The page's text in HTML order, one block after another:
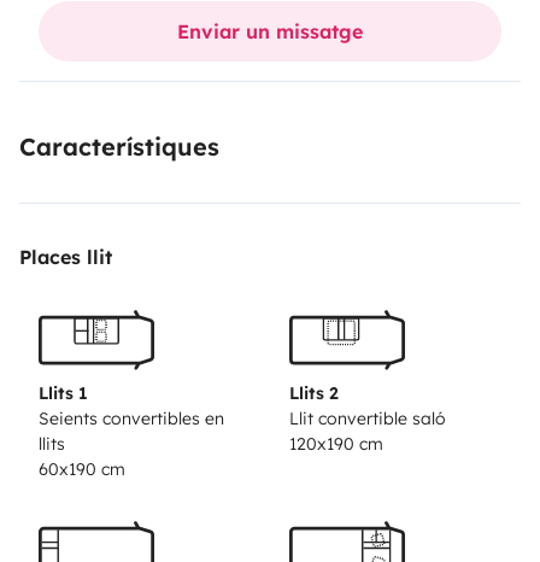
Possibilidade de ter 2 mesas para refeições no total de
aconselhável para 2 famílias. Cozinha equipada para 7
Enviar un missatge
Característiques
Places llit
Llits 1
Seients convertibles en
llits
60x190 cm
Llits 2
Llit convertible saló
120x190 cm